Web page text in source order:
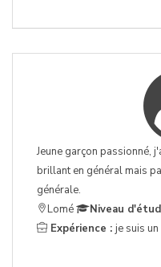
Jeune garçon passionné,
brillant en général mais
générale.
Lomé
Niveau
Expérience : je suis